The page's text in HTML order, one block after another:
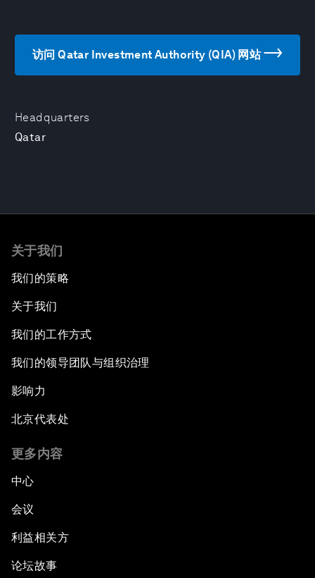
Headquarters
Qatar
访问 Qatar Investment Authority (QIA) 网站
关于我们
我们的策略
关于我们
我们的工作方式
我们的领导团队与组织治理
影响力
北京代表处
更多内容
中心
会议
利益相关方
论坛故事